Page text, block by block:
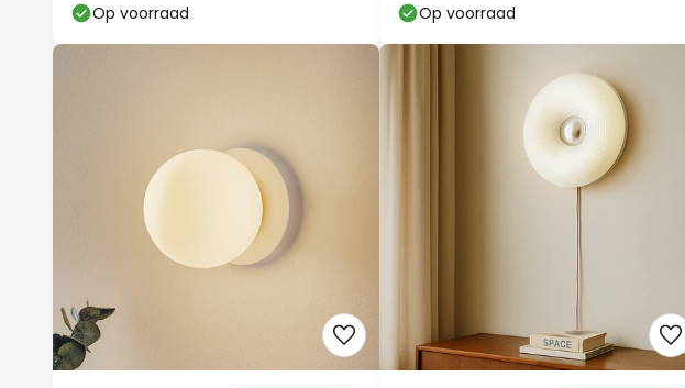
Op voorraad Op voorraad